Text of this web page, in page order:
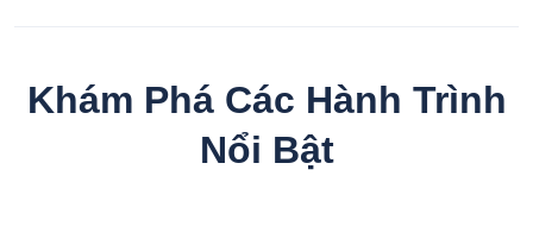
Khám Phá Các Hành Trình
Nổi Bật